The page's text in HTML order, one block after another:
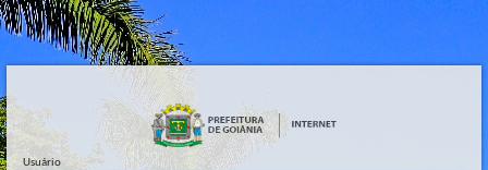
Usuário